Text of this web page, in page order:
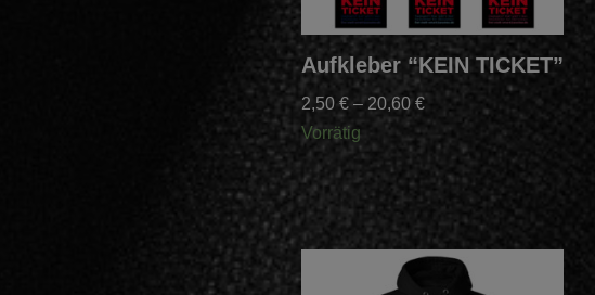
Aufkleber “KEIN TICKET”
2,50 € –20,60 €
Vorrätig